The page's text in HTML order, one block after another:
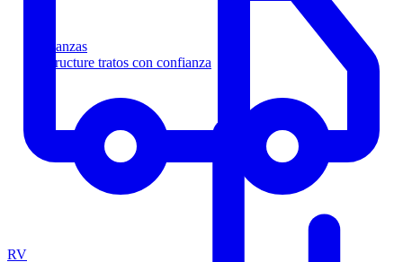
Finanzas
Estructure tratos con confianza
RV